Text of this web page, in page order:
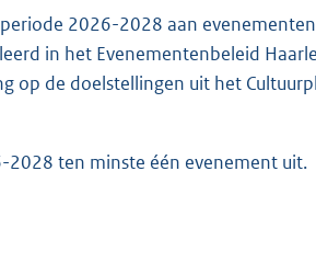
2026-2028 aan
in het Evenementenbeleid
op de doelstellingen uit het
ten minste één evenement uit.